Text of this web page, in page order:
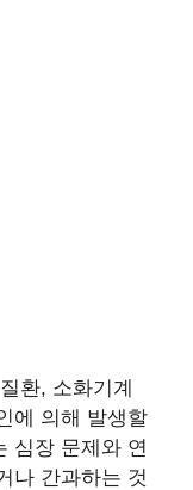
환, 소화기계
에 의해 발생할
심장 문제와 연
나 간과하는 것